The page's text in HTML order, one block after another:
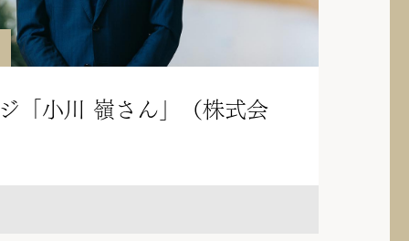
「小川 嶺さん」（株式会